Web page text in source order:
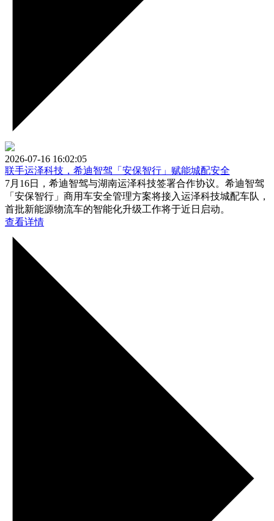
2026-07-16 16:02:05
联手运泽科技，希迪智驾「安保智行」赋能城配安全
7月16日，希迪智驾与湖南运泽科技签署合作协议。希迪智驾
「安保智行」商用车安全管理方案将接入运泽科技城配车队，
首批新能源物流车的智能化升级工作将于近日启动。
查看详情